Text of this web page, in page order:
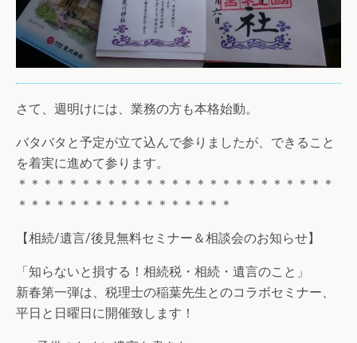
さて、週明けには、業務の方も本格始動。
バタバタと予定が立て込んで参りましたが、できること
を着実に進めて参ります。
＊＊＊＊＊＊＊＊＊＊＊＊＊＊＊＊＊＊＊＊＊＊＊＊＊
＊＊＊＊＊＊＊＊＊＊＊＊＊＊＊＊＊
【相続/遺言/後見無料セミナー＆相談会のお知らせ】
「知らないと損する！相続税・相続・遺言のこと」
新春第一弾は、税理士の稲葉先生とのコラボセミナー、
平日と日曜日に開催致します！